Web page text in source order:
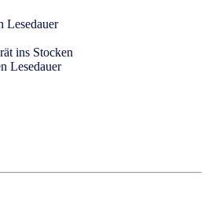
Lesedauer
ins Stocken​
Lesedauer